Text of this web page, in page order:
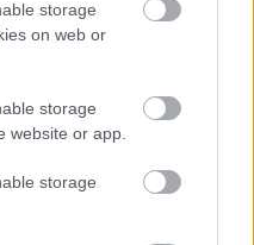
storage
on web or
storage
website or app.
storage